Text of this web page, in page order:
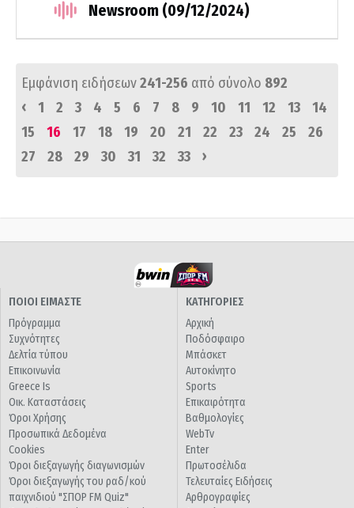
Newsroom (09/12/2024)
Εμφάνιση ειδήσεων241-256 από σύνολο 892
‹
1 2 3 4 5 6 7 8 9 10 11 12 13
14
15
16 17 18 19 20 21 22 23 24 25
26
27
28 29 30 31 32 33 ›
ΠΟΙΟΙ ΕΙΜΑΣΤΕ
Πρόγραμμα
Συχνότητες
Δελτία τύπου
Επικοινωνία
Greece Is
Οικ. Καταστάσεις
Όροι Χρήσης
Προσωπικά Δεδομένα
Cookies
Όροι διεξαγωγής διαγωνισμών
Όροι διεξαγωγής του ραδ/κού
παιχνιδιού "ΣΠΟΡ FM Quiz"
ΚΑΤΗΓΟΡΙΕΣ
Αρχική
Ποδόσφαιρο
Μπάσκετ
Αυτοκίνητο
Sports
Επικαιρότητα
Βαθμολογίες
WebTv
Enter
Πρωτοσέλιδα
Τελευταίες Ειδήσεις
Αρθρογραφίες